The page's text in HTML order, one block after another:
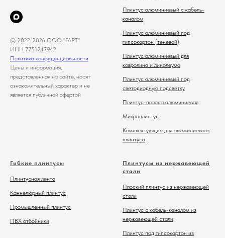
© 2022-2026 ООО "ГАРТ"
ИНН 7751247942
Политика конфиденциальности
Цены и информация,
представленная на сайте, носят
ознакомительный характер и не
является публичной офертой
Плинтус алюминиевый с кабель-
каналом
Плинтус алюминиевый под
гипсокартон (теневой)
Плинтус алюминиевый для
ковролина и линолеума
Плинтус алюминиевый под
светодиодную подсветку
Плинтус-полоса алюминиевая
Микроплинтус
Комплектующие для алюминиевого
плинтуса
Гибкие плинтусы
Плинтусная лента
Каннелюрный плинтус
Промышленный плинтус
ПВХ отбойники
Плинтусы из нержавеющей
стали
Плоский плинтус из нержавеющей
стали
Плинтус с кабель-каналом из
нержавеющей стали
Плинтус под гипсокартон из